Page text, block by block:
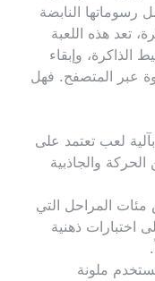
رسوماتها النابضة
تعد هذه اللعبة
الذاكرة، وإبقاء
عبر المتصفح. فهل
لعب تعتمد على
والجاذبية
المراحل التي
اختبارات ذهنية
ملونة